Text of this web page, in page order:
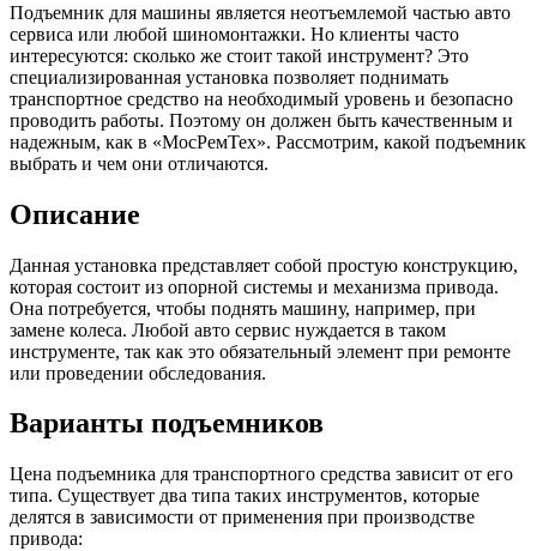
Подъемник для машины является неотъемлемой частью авто
сервиса или любой шиномонтажки. Но клиенты часто
интересуются: сколько же стоит такой инструмент? Это
специализированная установка позволяет поднимать
транспортное средство на необходимый уровень и безопасно
проводить работы. Поэтому он должен быть качественным и
надежным, как в «МосРемТех». Рассмотрим, какой подъемник
выбрать и чем они отличаются.
Описание
Данная установка представляет собой простую конструкцию,
которая состоит из опорной системы и механизма привода.
Она потребуется, чтобы поднять машину, например, при
замене колеса. Любой авто сервис нуждается в таком
инструменте, так как это обязательный элемент при ремонте
или проведении обследования.
Варианты подъемников
Цена подъемника для транспортного средства зависит от его
типа. Существует два типа таких инструментов, которые
делятся в зависимости от применения при производстве
привода: